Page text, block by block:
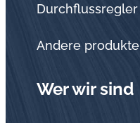
Durchflussregler
Andere produkte
Wer wir sind